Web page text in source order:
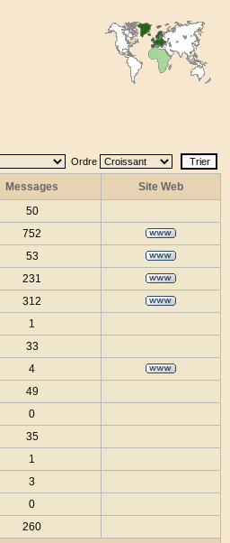
Ordre
Messages
Site Web
50
752
53
231
312
1
33
4
49
0
35
1
3
0
260